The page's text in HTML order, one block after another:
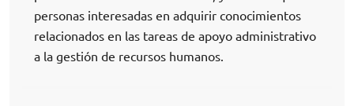
personas interesadas en adquirir conocimientos
relacionados en las tareas de apoyo administrativo
a la gestión de recursos humanos.